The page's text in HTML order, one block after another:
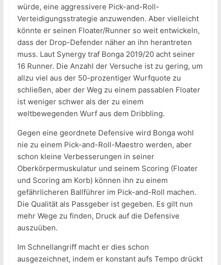
würde, eine aggressivere Pick-and-Roll-
Verteidigungsstrategie anzuwenden. Aber vielleicht
könnte er seinen Floater/Runner so weit entwickeln,
dass der Drop-Defender näher an ihn herantreten
muss. Laut Synergy traf Bonga 2019/20 acht seiner
16 Runner. Die Anzahl der Versuche ist zu gering, um
allzu viel aus der 50-prozentiger Wurfquote zu
schließen, aber der Weg zu einem passablen Floater
ist weniger schwer als der zu einem
weltbewegenden Wurf aus dem Dribbling.
Gegen eine geordnete Defensive wird Bonga wohl
nie zu einem Pick-and-Roll-Maestro werden, aber
schon kleine Verbesserungen in seiner
Oberkörpermuskulatur und seinem Scoring (Floater
und Scoring am Korb) können ihn zu einem
gefährlicheren Ballführer im Pick-and-Roll machen.
Die Qualität als Passgeber ist gegeben. Es gilt nun
mehr Wege zu finden, Druck auf die Defensive
auszuüben.
Im Schnellangriff macht er dies schon
ausgezeichnet, indem er konstant aufs Tempo drückt